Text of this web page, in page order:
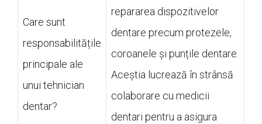
Care sunt
responsabilitățile
principale ale
unui tehnician
dentar?
repararea dispozitivelor
dentare precum protezele,
coroanele și punțile dentare.
Aceștia lucrează în strânsă
colaborare cu medicii
dentari pentru a asigura